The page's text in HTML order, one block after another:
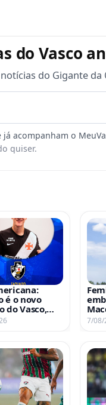
do Vasco
do Gigante da
quiser.
é o novo
do Vasco,
detalhes da
7/08/